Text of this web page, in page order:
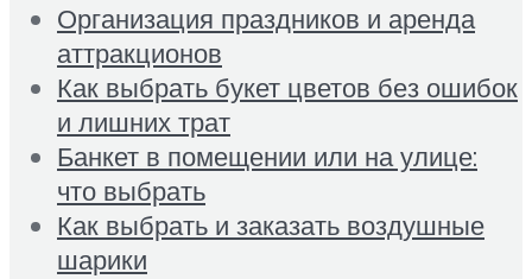
Организация праздников и аренда
аттракционов
Как выбрать букет цветов без ошибок
и лишних трат
Банкет в помещении или на улице:
что выбрать
Как выбрать и заказать воздушные
шарики